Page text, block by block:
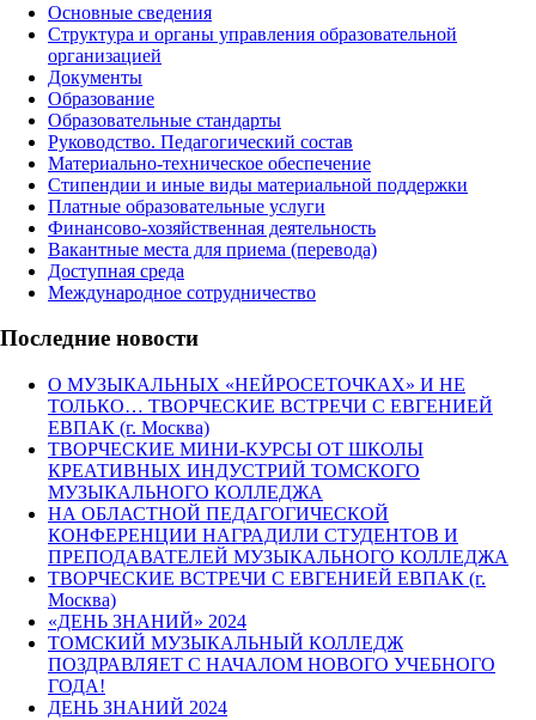
Основные сведения
Структура и органы управления образовательной
организацией
Документы
Образование
Образовательные стандарты
Руководство. Педагогический состав
Материально-техническое обеспечение
Стипендии и иные виды материальной поддержки
Платные образовательные услуги
Финансово-хозяйственная деятельность
Вакантные места для приема (перевода)
Доступная среда
Международное сотрудничество
Последние новости
О МУЗЫКАЛЬНЫХ «НЕЙРОСЕТОЧКАХ» И НЕ
ТОЛЬКО… ТВОРЧЕСКИЕ ВСТРЕЧИ С ЕВГЕНИЕЙ
ЕВПАК (г. Москва)
ТВОРЧЕСКИЕ МИНИ-КУРСЫ ОТ ШКОЛЫ
КРЕАТИВНЫХ ИНДУСТРИЙ ТОМСКОГО
МУЗЫКАЛЬНОГО КОЛЛЕДЖА
НА ОБЛАСТНОЙ ПЕДАГОГИЧЕСКОЙ
КОНФЕРЕНЦИИ НАГРАДИЛИ СТУДЕНТОВ И
ПРЕПОДАВАТЕЛЕЙ МУЗЫКАЛЬНОГО КОЛЛЕДЖА
ТВОРЧЕСКИЕ ВСТРЕЧИ С ЕВГЕНИЕЙ ЕВПАК (г.
Москва)
«ДЕНЬ ЗНАНИЙ» 2024
ТОМСКИЙ МУЗЫКАЛЬНЫЙ КОЛЛЕДЖ
ПОЗДРАВЛЯЕТ С НАЧАЛОМ НОВОГО УЧЕБНОГО
ГОДА!
ДЕНЬ ЗНАНИЙ 2024